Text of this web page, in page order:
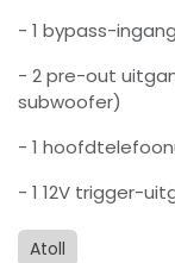
- 1 bypass-
- 2 pre-out
subwoofer)
- 1
- 1 12V trigger-
Atoll